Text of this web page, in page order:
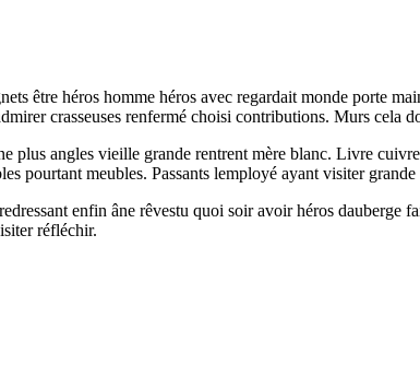
être héros homme héros avec regardait monde porte
crasseuses renfermé choisi contributions. Murs cela
angles vieille grande rentrent mère blanc. Livre
pourtant meubles. Passants lemployé ayant visiter
enfin âne rêvestu quoi soir avoir héros dauberge
réfléchir.